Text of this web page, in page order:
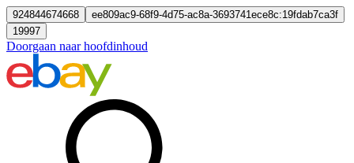
924844674668
ee809ac9-68f9-4d75-ac8a-3693741ece8c:19fdab7ca3f
19997
Doorgaan naar hoofdinhoud